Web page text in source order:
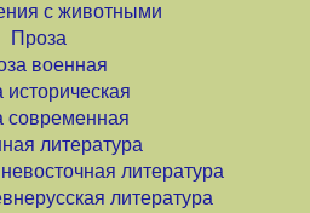
с животными
Проза
военная
историческая
современная
литература
литература
литература